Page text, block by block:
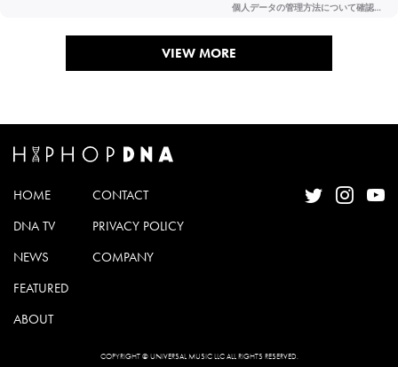
VIEW MORE
HOME
DNA TV
NEWS
FEATURED
ABOUT
CONTACT
PRIVACY POLICY
COMPANY
COPYRIGHT © UNIVERSAL MUSIC LLC ALL RIGHTS RESERVED.